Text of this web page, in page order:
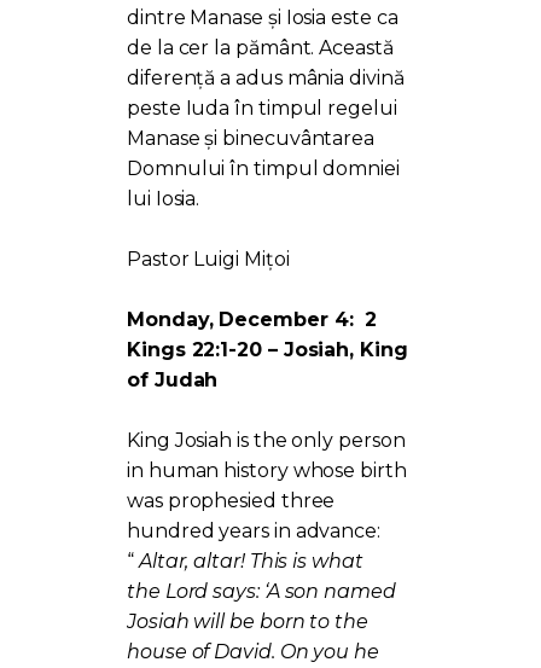
dintre Manase și Iosia este ca
de la cer la pământ. Această
diferență a adus mânia divină
peste Iuda în timpul regelui
Manase și binecuvântarea
Domnului în timpul domniei
lui Iosia.
Pastor Luigi Mițoi
Monday, December 4: 2
Kings 22:1-20 – Josiah, King
of Judah
King Josiah is the only person
in human history whose birth
was prophesied three
hundred years in advance:
“ Altar, altar! This is what
the Lord says: ‘A son named
Josiah will be born to the
house of David. On you he